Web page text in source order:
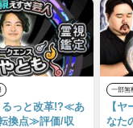
っと改革!?≪あ
換点≫評価/収
一部無
【
なた